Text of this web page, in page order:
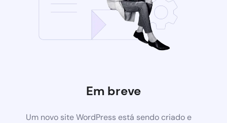
Em breve
Um novo site WordPress está sendo criado e